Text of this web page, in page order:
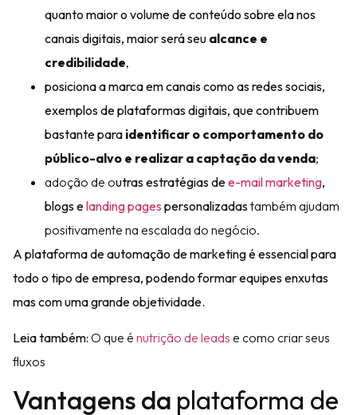
quanto maior o volume de conteúdo sobre ela nos
canais digitais, maior será seu alcance e
credibilidade,
posiciona a marca em canais como asredes sociais,
exemplos de plataformas digitais, que contribuem
bastante para identificar o comportamento do
público-alvo e realizar a captação da venda;
adoção de outras estratégias dee-mail marketing,
blogs elanding pages personalizadastambém ajudam
positivamente na escalada do negócio.
A plataforma de automação de marketingé essencial para
todo o tipo de empresa, podendo formar equipes enxutas
mas com uma grande objetividade.
Leia também: O que é nutrição de leads e como criar seus
fluxos
Vantagens da plataforma de